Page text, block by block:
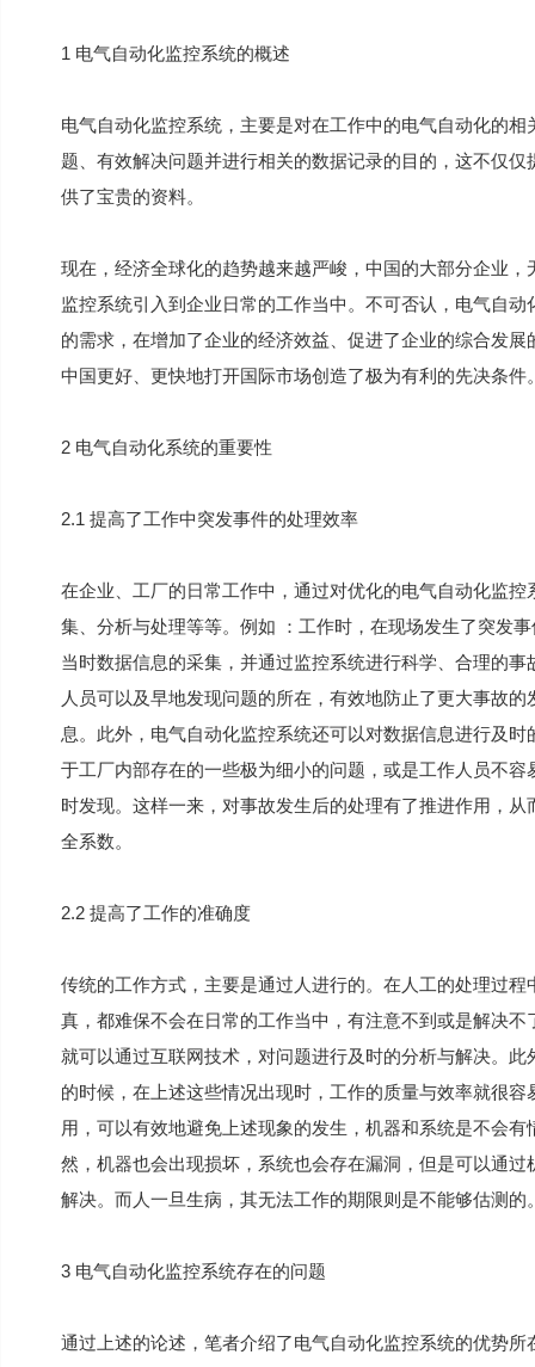
1 电气自动化监控系统的概述
电气自动化监控系统，主要是对在工作中的电气自动化的
题、有效解决问题并进行相关的数据记录的目的，这不仅
供了宝贵的资料。
现在，经济全球化的趋势越来越严峻，中国的大部分企业
监控系统引入到企业日常的工作当中。不可否认，电气自
的需求，在增加了企业的经济效益、促进了企业的综合发
中国更好、更快地打开国际市场创造了极为有利的先决条件
2 电气自动化系统的重要性
2.1 提高了工作中突发事件的处理效率
在企业、工厂的日常工作中，通过对优化的电气自动化监
集、分析与处理等等。例如 ：工作时，在现场发生了突发
当时数据信息的采集，并通过监控系统进行科学、合理的
人员可以及早地发现问题的所在，有效地防止了更大事故
息。此外，电气自动化监控系统还可以对数据信息进行及
于工厂内部存在的一些极为细小的问题，或是工作人员不
时发现。这样一来，对事故发生后的处理有了推进作用，
全系数。
2.2 提高了工作的准确度
传统的工作方式，主要是通过人进行的。在人工的处理过
真，都难保不会在日常的工作当中，有注意不到或是解决
就可以通过互联网技术，对问题进行及时的分析与解决。
的时候，在上述这些情况出现时，工作的质量与效率就很
用，可以有效地避免上述现象的发生，机器和系统是不会
然，机器也会出现损坏，系统也会存在漏洞，但是可以通
解决。而人一旦生病，其无法工作的期限则是不能够估测
3 电气自动化监控系统存在的问题
通过上述的论述，笔者介绍了电气自动化监控系统的优势